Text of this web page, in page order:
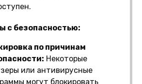
с безопасностью:
по причинам
Некоторые
или антивирусные
могут блокировать